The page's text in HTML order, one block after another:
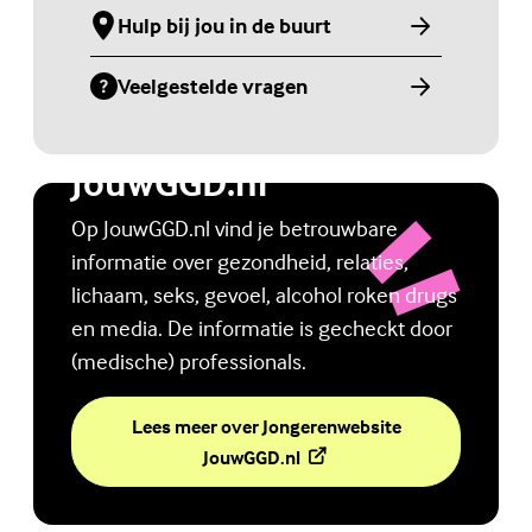
Hulp bij jou in de buurt
(Externe link)
Veelgestelde vragen
(Externe link)
Jongerenwebsite
JouwGGD.nl
Op JouwGGD.nl vind je betrouwbare
informatie over gezondheid, relaties,
lichaam, seks, gevoel, alcohol roken drugs
en media. De informatie is gecheckt door
(medische) professionals.
Lees meer over Jongerenwebsite
JouwGGD.nl(Externe link)